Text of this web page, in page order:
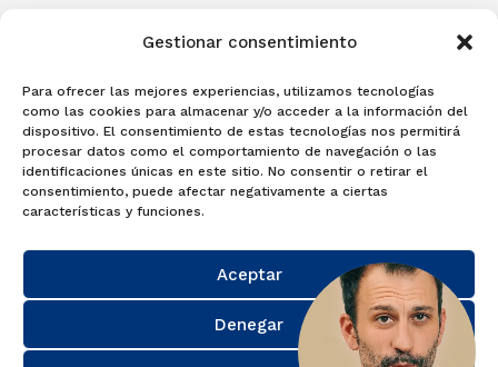
Gestionar consentimiento
Para ofrecer las mejores experiencias, utilizamos tecnologías
como las cookies para almacenar y/o acceder a la información del
dispositivo. El consentimiento de estas tecnologías nos permitirá
procesar datos como el comportamiento de navegación o las
identificaciones únicas en este sitio. No consentir o retirar el
consentimiento, puede afectar negativamente a ciertas
características y funciones.
Aceptar
Denegar
Becas Examia
Contacto
CERTIFICACIONES
Linguaskill
Cambridge English Qualifications
EXAMÍNATE
Matricúlate con nosotros y obtén tu